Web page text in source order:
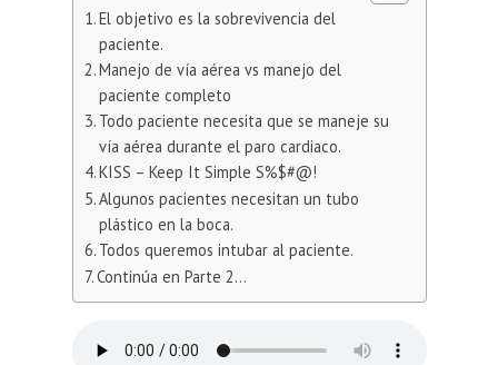
El objetivo es la sobrevivencia del
paciente.
Manejo de vía aérea vs manejo del
paciente completo
Todo paciente necesita que se maneje su
vía aérea durante el paro cardiaco.
KISS – Keep It Simple S%$#@!
Algunos pacientes necesitan un tubo
plástico en la boca.
Todos queremos intubar al paciente.
Continúa en Parte 2…